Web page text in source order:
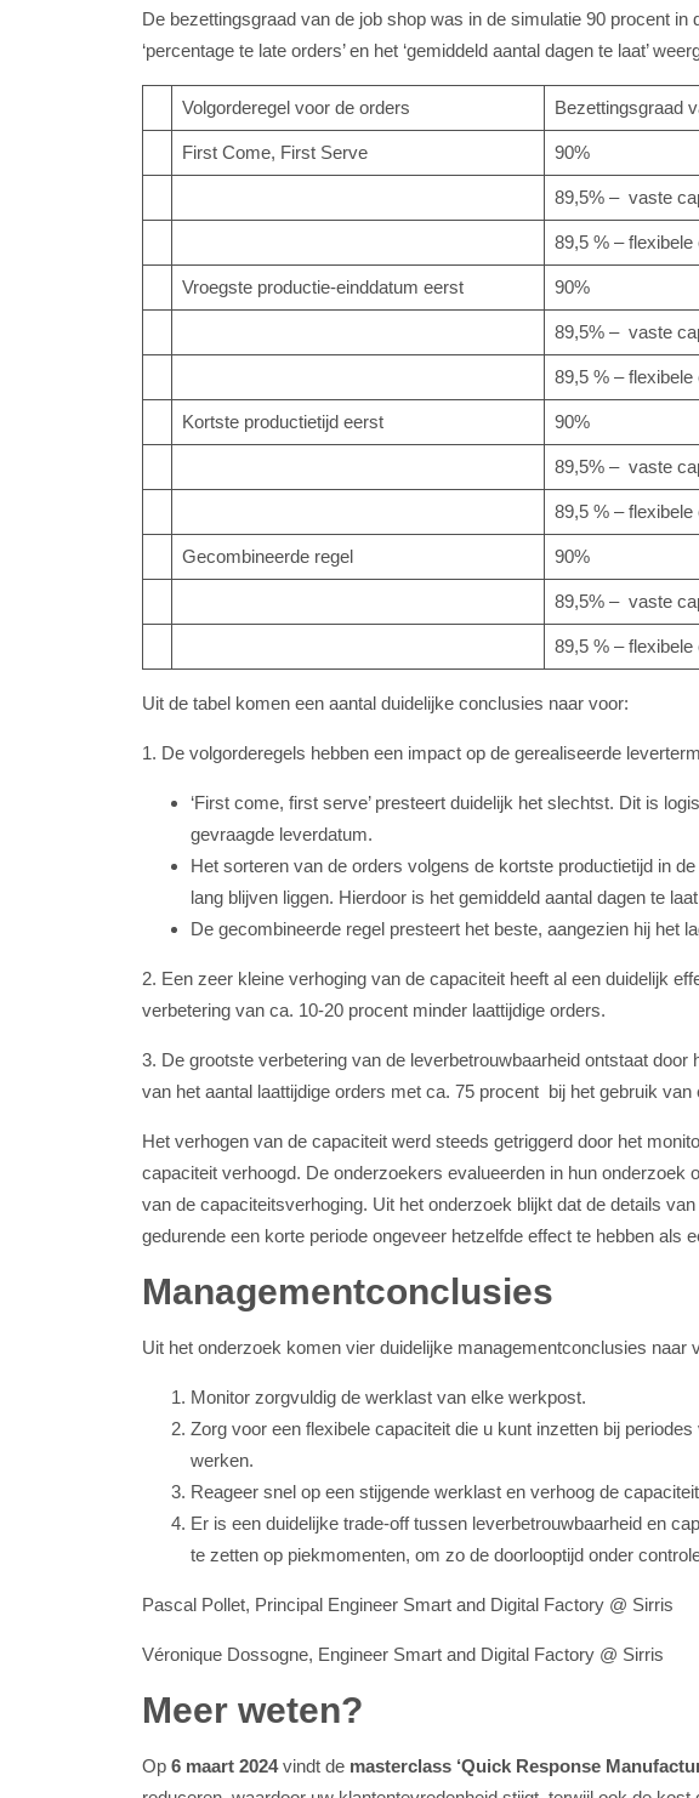
De bezettingsgraad van de job shop was in de simulatie 90 procent
‘percentage te late orders’ en het ‘gemiddeld aantal dagen te laat’
Volgorderegel voor de orders Bezettingsgraad
First Come, First Serve 90%
89,5% – vaste
89,5 % – flexibele
Vroegste productie-einddatum eerst 90%
89,5% – vaste
89,5 % – flexibele
Kortste productietijd eerst 90%
89,5% – vaste
89,5 % – flexibele
Gecombineerde regel 90%
89,5% – vaste
89,5 % – flexibele
Uit de tabel komen een aantal duidelijke conclusies naar voor:
1. De volgorderegels hebben een impact op de gerealiseerde
‘First come, first serve’ presteert duidelijk het slechtst. Dit is
gevraagde leverdatum.
Het sorteren van de orders volgens de kortste productietijd in
lang blijven liggen. Hierdoor is het gemiddeld aantal dagen te
De gecombineerde regel presteert het beste, aangezien hij het
2. Een zeer kleine verhoging van de capaciteit heeft al een duidelijk
verbetering van ca. 10-20 procent minder laattijdige orders.
3. De grootste verbetering van de leverbetrouwbaarheid ontstaat
van het aantal laattijdige orders met ca. 75 procent bij het gebruik
Het verhogen van de capaciteit werd steeds getriggerd door het
capaciteit verhoogd. De onderzoekers evalueerden in hun
van de capaciteitsverhoging. Uit het onderzoek blijkt dat de details
gedurende een korte periode ongeveer hetzelfde effect te hebben als
Managementconclusies
Uit het onderzoek komen vier duidelijke managementconclusies naar
Monitor zorgvuldig de werklast van elke werkpost.
Zorg voor een flexibele capaciteit die u kunt inzetten bij
werken.
Reageer snel op een stijgende werklast en verhoog de
Er is een duidelijke trade-off tussen leverbetrouwbaarheid en
te zetten op piekmomenten, om zo de doorlooptijd onder
Pascal Pollet, Principal Engineer Smart and Digital Factory @ Sirris
Véronique Dossogne, Engineer Smart and Digital Factory @ Sirris
Meer weten?
Op 6 maart 2024vindt de masterclass ‘Quick Response